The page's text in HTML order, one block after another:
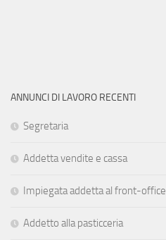
ANNUNCI DI LAVORO RECENTI
Segretaria
Addetta vendite e cassa
Impiegata addetta al front-office
Addetto alla pasticceria